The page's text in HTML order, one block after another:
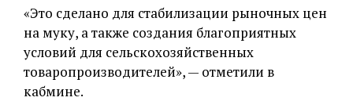
«Это сделано для стабилизации рыночных цен
на муку, а также создания благоприятных
условий для сельскохозяйственных
товаропроизводителей», — отметили в
кабмине.